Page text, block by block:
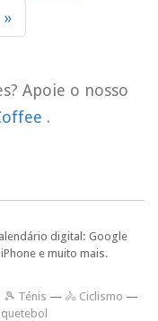
»
Apoie o nosso
.
digital: Google
e muito mais.
🎾 Ténis — 🚴 Ciclismo —